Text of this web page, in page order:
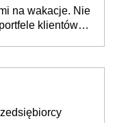
na wakacje. Nie
klientów